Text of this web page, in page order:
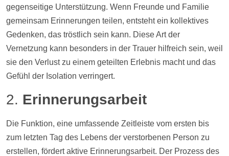
gegenseitige Unterstützung. Wenn Freunde und Familie
gemeinsam Erinnerungen teilen, entsteht ein kollektives
Gedenken, das tröstlich sein kann. Diese Art der
Vernetzung kann besonders in der Trauer hilfreich sein, weil
sie den Verlust zu einem geteilten Erlebnis macht und das
Gefühl der Isolation verringert.
2. Erinnerungsarbeit
Die Funktion, eine umfassende Zeitleiste vom ersten bis
zum letzten Tag des Lebens der verstorbenen Person zu
erstellen, fördert aktive Erinnerungsarbeit. Der Prozess des